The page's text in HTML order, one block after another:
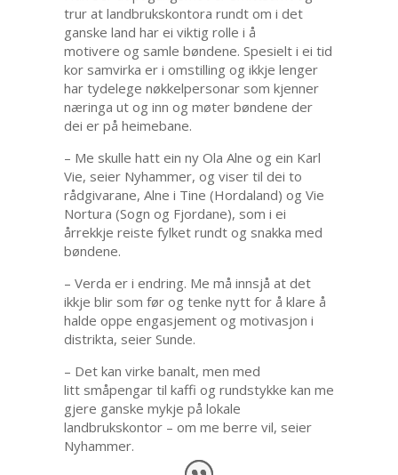
trur at landbrukskontora rundt om i det
ganske land har ei viktig rolle i å
motivere og samle bøndene. Spesielt i ei tid
kor samvirka er i omstilling og ikkje lenger
har tydelege nøkkelpersonar som kjenner
næringa ut og inn og møter bøndene der
dei er på heimebane.
– Me skulle hatt ein ny Ola Alne og ein Karl
Vie, seier Nyhammer, og viser til dei to
rådgivarane, Alne i Tine (Hordaland) og Vie
Nortura (Sogn og Fjordane), som i ei
årrekkje reiste fylket rundt og snakka med
bøndene.
– Verda er i endring. Me må innsjå at det
ikkje blir som før og tenke nytt for å klare å
halde oppe engasjement og motivasjon i
distrikta, seier Sunde.
– Det kan virke banalt, men med
litt småpengar til kaffi og rundstykke kan me
gjere ganske mykje på lokale
landbrukskontor – om me berre vil, seier
Nyhammer.